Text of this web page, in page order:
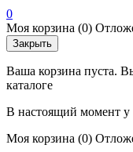
0
Моя корзина (0)
Закрыть
Ваша корзина пуста.
каталоге
В настоящий момент у
Моя корзина (0)